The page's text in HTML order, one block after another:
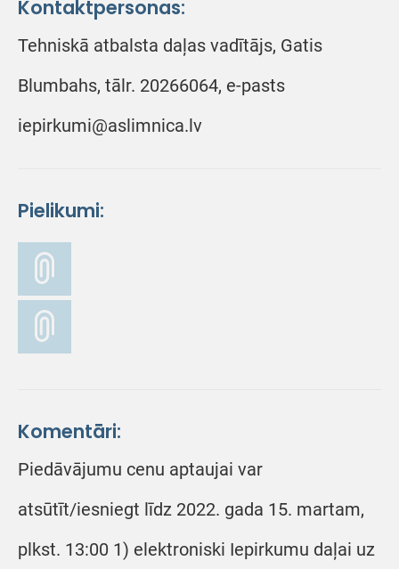
Kontaktpersonas:
Tehniskā atbalsta daļas vadītājs, Gatis
Blumbahs, tālr. 20266064, e-pasts
iepirkumi@aslimnica.lv
Pielikumi:
Komentāri:
Piedāvājumu cenu aptaujai var
atsūtīt/iesniegt līdz 2022. gada 15. martam,
plkst. 13:00 1) elektroniski Iepirkumu daļai uz